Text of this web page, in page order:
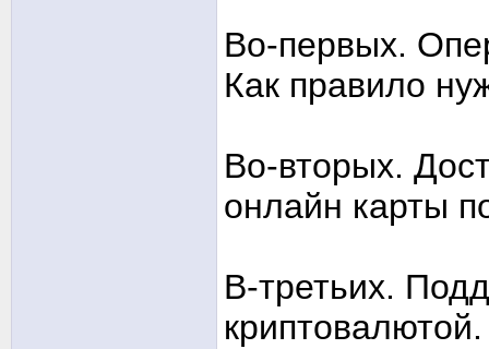
Во-первых.
Как правило
Во-вторых.
онлайн карты
В-третьих.
криптовалютой.